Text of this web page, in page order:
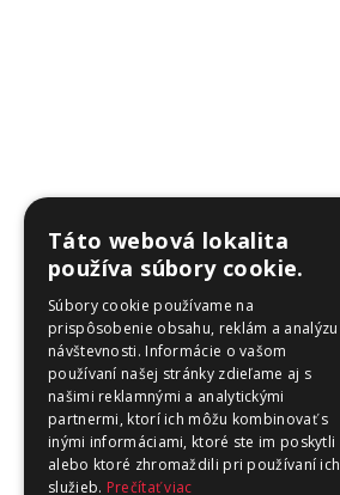
Táto webová lokalita
používa súbory cookie.
Súbory cookie používame na
prispôsobenie obsahu, reklám a analýzu
návštevnosti. Informácie o vašom
používaní našej stránky zdieľame aj s
našimi reklamnými a analytickými
partnermi, ktorí ich môžu kombinovať s
inými informáciami, ktoré ste im poskytli
alebo ktoré zhromaždili pri používaní ich
služieb. Prečítať viac